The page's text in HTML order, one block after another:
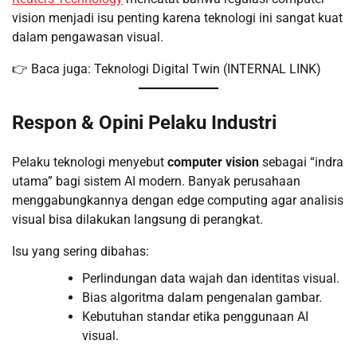
vision menjadi isu penting karena teknologi ini sangat kuat
dalam pengawasan visual.
👉 Baca juga: Teknologi Digital Twin (INTERNAL LINK)
Respon & Opini Pelaku Industri
Pelaku teknologi menyebut computer vision sebagai “indra
utama” bagi sistem AI modern. Banyak perusahaan
menggabungkannya dengan edge computing agar analisis
visual bisa dilakukan langsung di perangkat.
Isu yang sering dibahas:
Perlindungan data wajah dan identitas visual.
Bias algoritma dalam pengenalan gambar.
Kebutuhan standar etika penggunaan AI
visual.